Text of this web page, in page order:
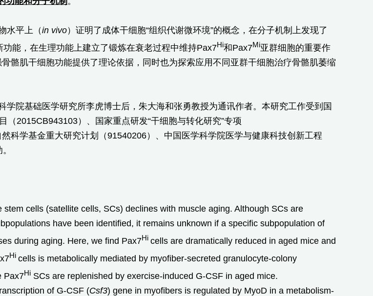
水平上（in vivo）证明了成体干细胞“组织代谢微环境”的概念，在分子机制上发现了
能，在生理功能上建立了锻炼在衰老过程中维持Pax7Hi和Pax7Mi亚群细胞的重要作
骼肌干细胞功能提供了理论依据，同时也为探索应用不同亚群干细胞治疗骨骼肌萎缩
学院基础医学研究所李虎博士后，朱大海和张勇教授为通讯作者。本研究工作受到国
（2015CB943103）、国家重点研发“干细胞与转化研究”专项
然科学基金重大研究计划（91540206）、中国医学科学院医学与健康科技创新工程
stem cells (satellite cells, SCs) declines with muscle aging. Although SCs are
have been identified, it remains unknown if a specific subpopulation of
during aging. Here, we find Pax7Hi cells are dramatically reduced in aged mice and
Hi cells is metabolically mediated by myofiber-secreted granulocyte-colony
Pax7Hi SCs are replenished by exercise-induced G-CSF in aged mice.
of G-CSF (Csf3) gene in myofibers is regulated by MyoD in a metabolism-